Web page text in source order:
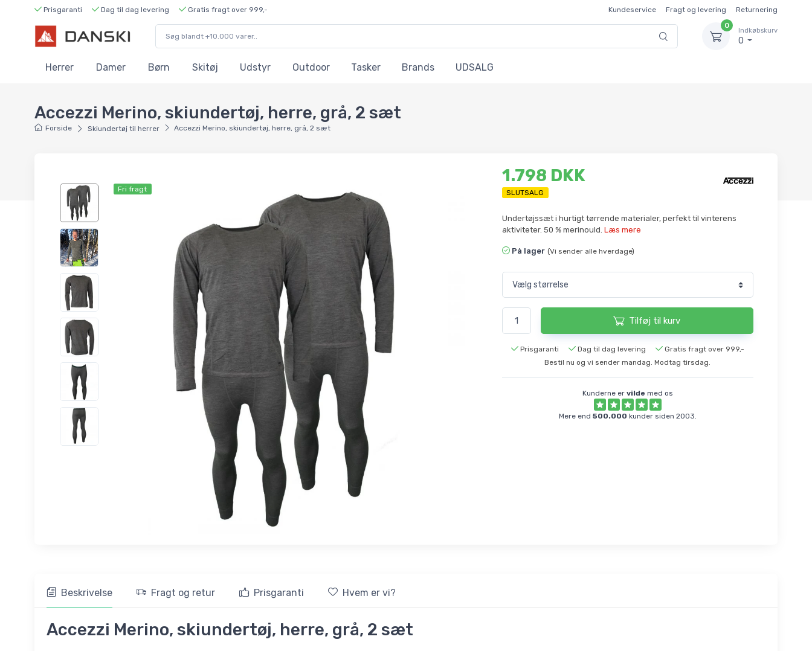
Prisgaranti Dag til dag levering Gratis fragt over 999,- Kundeservice Fragt og levering
Returnering
0
Indkøbskurv
0
Herrer Damer Børn Skitøj Udstyr Outdoor Tasker Brands UDSALG
Accezzi Merino, skiundertøj, herre, grå, 2 sæt
Forside Skiundertøj til herrer Accezzi Merino, skiundertøj, herre, grå, 2 sæt
Fri fragt
1.798 DKK
SLUTSALG
Undertøjssæt i hurtigt tørrende materialer, perfekt til vinterens
aktiviteter. 50 % merinould. Læs mere
På lager (Vi sender alle hverdage)
Tilføj til kurv
Prisgaranti Dag til dag levering
Gratis fragt over 999,-
Bestil nu og vi sender mandag. Modtag tirsdag.
Kunderne er vilde med os
Mere end 500.000 kunder siden 2003.
Beskrivelse Fragt og retur Prisgaranti Hvem er vi?
Accezzi Merino, skiundertøj, herre, grå, 2 sæt